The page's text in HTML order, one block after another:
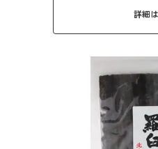
詳細